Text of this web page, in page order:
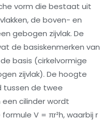
vorm die bestaat uit
de boven- en
gebogen zijvlak. De
de basiskenmerken van
basis (cirkelvormige
zijvlak). De hoogte
tussen de twee
een cilinder wordt
V = πr²h, waarbij r